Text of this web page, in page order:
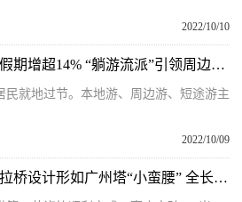
2022/10/10
郑州游客接待量较中秋假期增超14% “躺游流派”引领周边游消费趋势
民就地过节。本地游、周边游、短途游主
2022/10/09
黄茅海大桥采用三塔斜拉桥设计形如广州塔“小蛮腰” 全长约为31公里